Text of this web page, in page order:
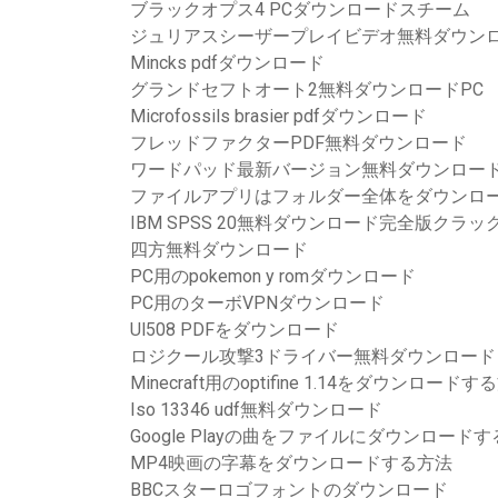
ブラックオプス4 PCダウンロードスチーム
ジュリアスシーザープレイビデオ無料ダウン
Mincks pdfダウンロード
グランドセフトオート2無料ダウンロードPC
Microfossils brasier pdfダウンロード
フレッドファクターPDF無料ダウンロード
ワードパッド最新バージョン無料ダウンロー
ファイルアプリはフォルダー全体をダウンロ
IBM SPSS 20無料ダウンロード完全版クラッ
四方無料ダウンロード
PC用のpokemon y romダウンロード
PC用のターボVPNダウンロード
Ul508 PDFをダウンロード
ロジクール攻撃3ドライバー無料ダウンロード
Minecraft用のoptifine 1.14をダウンロードす
Iso 13346 udf無料ダウンロード
Google Playの曲をファイルにダウンロードす
MP4映画の字幕をダウンロードする方法
BBCスターロゴフォントのダウンロード